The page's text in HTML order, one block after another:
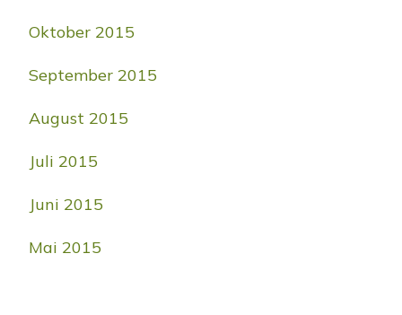
Oktober 2015
September 2015
August 2015
Juli 2015
Juni 2015
Mai 2015